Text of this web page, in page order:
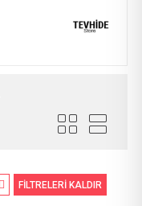
FİLTRELERİ KALDIR